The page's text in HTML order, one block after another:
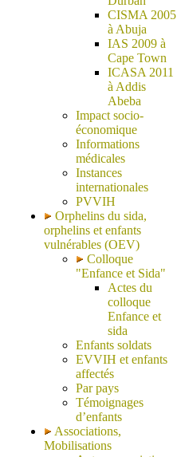
CISMA 2005
à Abuja
IAS 2009 à
Cape Town
ICASA 2011
à Addis
Abeba
Impact socio-
économique
Informations
médicales
Instances
internationales
PVVIH
Orphelins du sida,
orphelins et enfants
vulnérables (OEV)
Colloque
"Enfance et Sida"
Actes du
colloque
Enfance et
sida
Enfants soldats
EVVIH et enfants
affectés
Par pays
Témoignages
d’enfants
Associations,
Mobilisations